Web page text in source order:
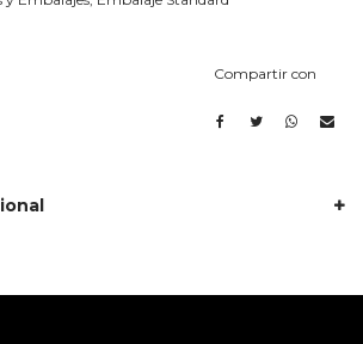
Compartir con